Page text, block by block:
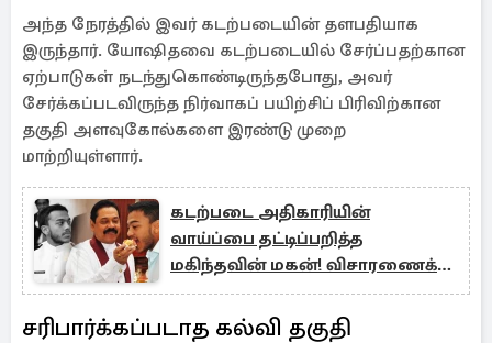
அந்த நேரத்தில் இவர் கடற்படையின் தளபதியாக
இருந்தார். யோஷிதவை கடற்படையில் சேர்ப்பதற்கான
ஏற்பாடுகள் நடந்துகொண்டிருந்தபோது, ​​அவர்
சேர்க்கப்படவிருந்த நிர்வாகப் பயிற்சிப் பிரிவிற்கான
தகுதி அளவுகோல்களை இரண்டு முறை
மாற்றியுள்ளார்.
கடற்படை அதிகாரியின்
வாய்ப்பை தட்டிப்பறித்த
மகிந்தவின் மகன்! விசாரணைக்கு
அழைப்பு
சரிபார்க்கப்படாத கல்வி தகுதி